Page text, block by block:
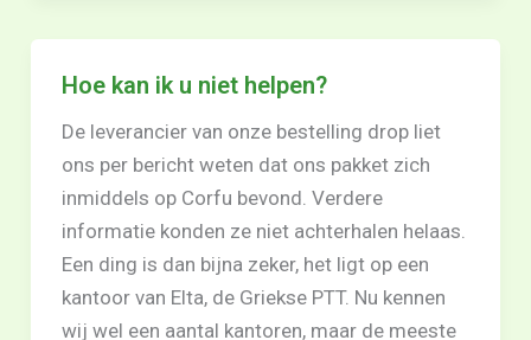
Hoe kan ik u niet helpen?
De leverancier van onze bestelling drop liet
ons per bericht weten dat ons pakket zich
inmiddels op Corfu bevond. Verdere
informatie konden ze niet achterhalen helaas.
Een ding is dan bijna zeker, het ligt op een
kantoor van Elta, de Griekse PTT. Nu kennen
wij wel een aantal kantoren, maar de meeste